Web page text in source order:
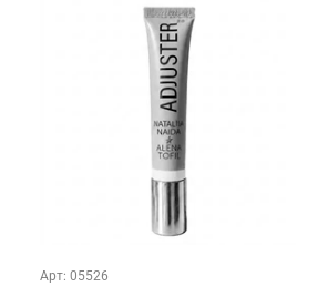
Арт: 05526